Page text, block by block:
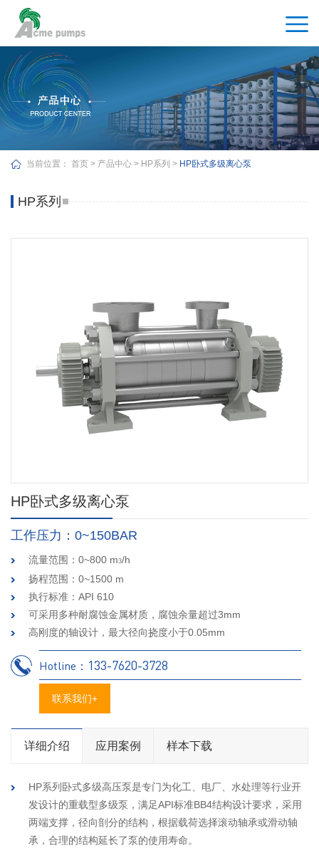
当前位置： 首页 > 产品中心 > HP系列 > HP卧式多级离心泵
HP系列
HP卧式多级离心泵
工作压力：0~150BAR
流量范围：0~800 m3/h
扬程范围：0~1500 m
执行标准：API 610
可采用多种耐腐蚀金属材质，腐蚀余量超过3mm
高刚度的轴设计，最大径向挠度小于0.05mm
Hotline： 133-7620-3728
联系我们+
详细介绍 应用案例 样本下载
HP系列卧式多级高压泵是专门为化工、电厂、水处理等行业开
发设计的重载型多级泵，满足API标准BB4结构设计要求，采用
两端支撑，径向剖分的结构，根据载荷选择滚动轴承或滑动轴
承，合理的结构延长了泵的使用寿命。